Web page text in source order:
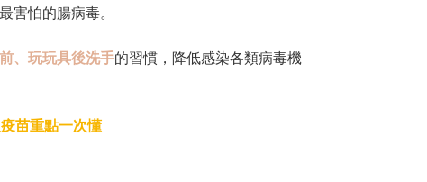
害怕的腸病毒。
、玩玩具後洗手的習慣，降低感染各類病毒機
苗重點一次懂